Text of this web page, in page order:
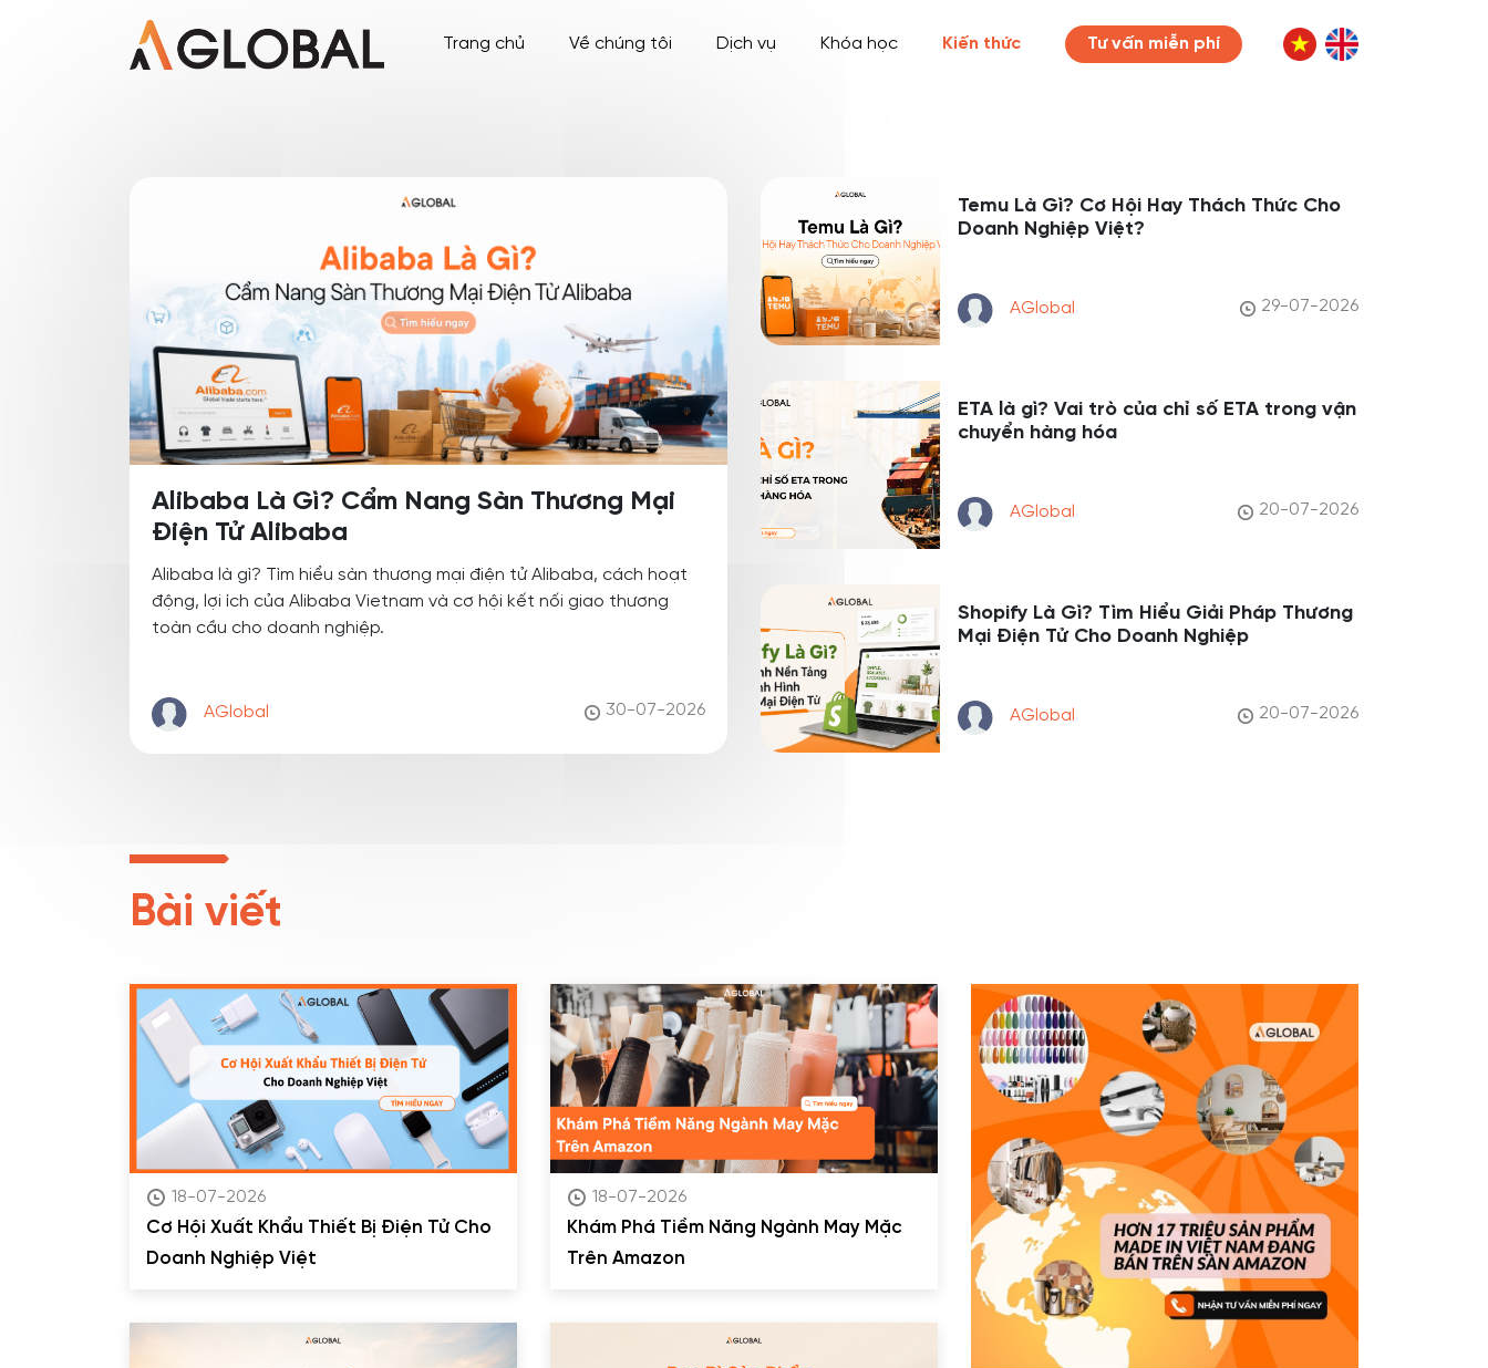
Trang chủ Về chúng tôi Dịch vụ Khóa học Kiến thức Tư vấn miễn phí
Alibaba Là Gì? Cẩm Nang Sàn Thương Mại
Điện Tử Alibaba
Alibaba là gì? Tìm hiểu sàn thương mại điện tử Alibaba, cách hoạt
động, lợi ích của Alibaba Vietnam và cơ hội kết nối giao thương
toàn cầu cho doanh nghiệp.
AGlobal 30-07-2026
Temu Là Gì? Cơ Hội Hay Thách Thức Cho
Doanh Nghiệp Việt?
AGlobal 29-07-2026
ETA là gì? Vai trò của chỉ số ETA trong vận
chuyển hàng hóa
AGlobal 20-07-2026
Shopify Là Gì? Tìm Hiểu Giải Pháp Thương
Mại Điện Tử Cho Doanh Nghiệp
AGlobal 20-07-2026
Bài viết
18-07-2026
Cơ Hội Xuất Khẩu Thiết Bị Điện Tử Cho
Doanh Nghiệp Việt
18-07-2026
Khám Phá Tiềm Năng Ngành May Mặc
Trên Amazon